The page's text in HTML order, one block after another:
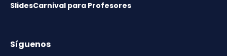
SlidesCarnival para Profesores
Síguenos